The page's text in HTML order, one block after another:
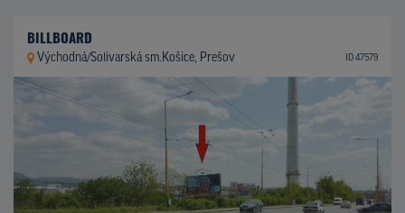
BILLBOARD
Východná/Solivarská sm.Košice, Prešov ID 47579